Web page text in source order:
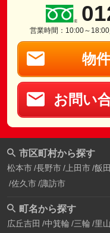
営業時間：10:00～
物
お問い
市区町村から探す
松本市 長野市 上田市 飯
佐久市 諏訪市
町名から探す
広丘吉田 中箕輪 三輪 里